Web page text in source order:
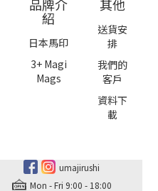
品牌介
紹
日本馬印
3+ Magi
Mags
其他
送貨安
排
我們的
客戶
資料下
載
umajirushi
Mon - Fri 9:00 - 18:00